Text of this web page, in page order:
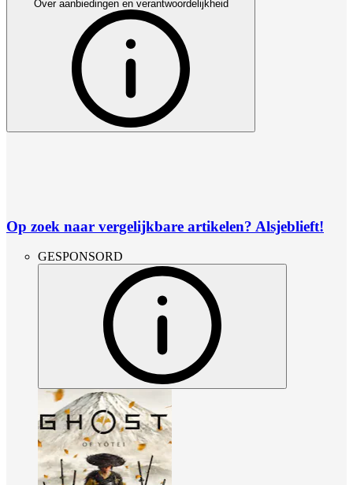
Over aanbiedingen en verantwoordelijkheid
Op zoek naar vergelijkbare artikelen? Alsjeblieft!
GESPONSORD